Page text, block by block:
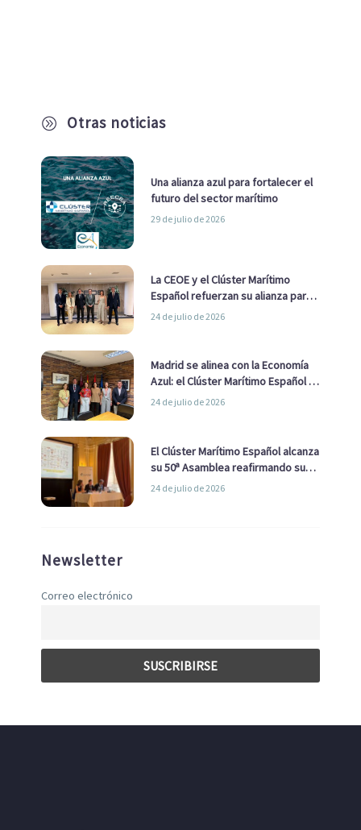
A Otras noticias
Una alianza azul para fortalecer el
futuro del sector marítimo
29 de julio de 2026
La CEOE y el Clúster Marítimo
Español refuerzan su alianza para
impulsar una estrategia Nacional
24 de julio de 2026
Madrid se alinea con la Economía
Azul: el Clúster Marítimo Español y
la Real Liga Naval avanzan alianzas
24 de julio de 2026
El Clúster Marítimo Español alcanza
su 50ª Asamblea reafirmando su
liderazgo en la Economía Azul
24 de julio de 2026
Newsletter
Correo electrónico